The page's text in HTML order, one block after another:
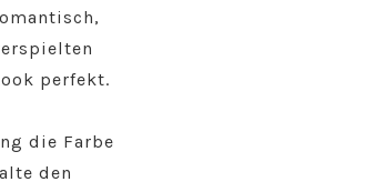
perfekt.
die Farbe
den